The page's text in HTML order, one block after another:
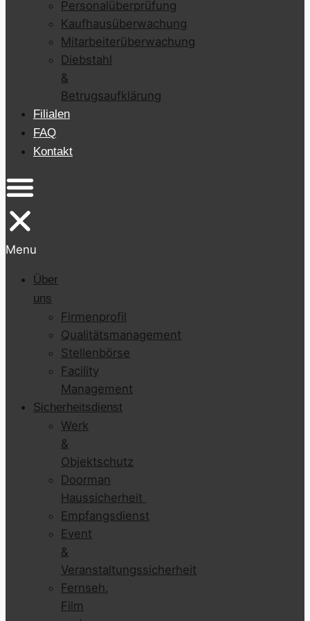
Personalüberprüfung
Kaufhausüberwachung
Mitarbeiterüberwachung
Diebstahl
&
Betrugsaufklärung
Filialen
FAQ
Kontakt
Menu
Über
uns
Firmenprofil
Qualitätsmanagement
Stellenbörse
Facility
Management
Sicherheitsdienst
Werk
&
Objektschutz
Doorman
Haussicherheit
Empfangsdienst
Event
&
Veranstaltungssicherheit
Fernseh,
Film